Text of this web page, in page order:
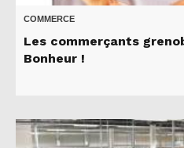
COMMERCE
Les commerçants
Bonheur !